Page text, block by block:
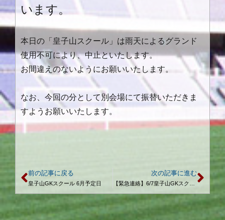
います。
本日の「皇子山スクール」は雨天によるグランド
使用不可により、中止といたします。
お間違えのないようにお願いいたします。
なお、今回の分として別会場にて振替いただきま
すようお願いいたします。
前の記事に戻る
皇子山GKスクール 6月予定日
次の記事に進む